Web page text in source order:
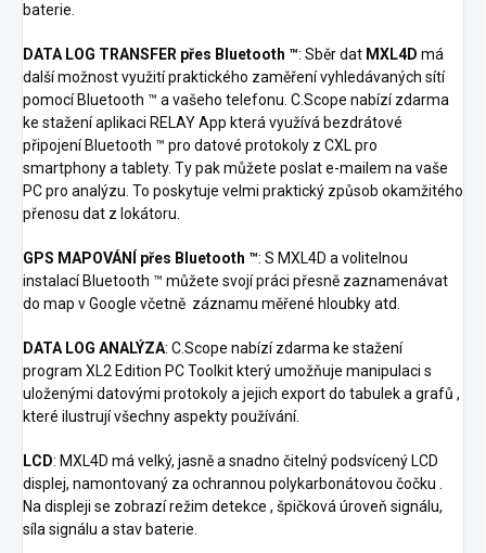
baterie.
DATA LOG TRANSFER přes Bluetooth ™: Sběr dat MXL4D má
další možnost využití praktického zaměření vyhledávaných sítí
pomocí Bluetooth ™ a vašeho telefonu. C.Scope nabízí zdarma
ke stažení aplikaci RELAY App která využívá bezdrátové
připojení Bluetooth ™ pro datové protokoly z CXL pro
smartphony a tablety. Ty pak můžete poslat e-mailem na vaše
PC pro analýzu. To poskytuje velmi praktický způsob okamžitého
přenosu dat z lokátoru.
GPS MAPOVÁNÍ přes Bluetooth ™: S MXL4D a volitelnou
instalací Bluetooth ™ můžete svojí práci přesně zaznamenávat
do map v Google včetně záznamu měřené hloubky atd.
DATA LOG ANALÝZA: C.Scope nabízí zdarma ke stažení
program XL2 Edition PC Toolkit který umožňuje manipulaci s
uloženými datovými protokoly a jejich export do tabulek a grafů ,
které ilustrují všechny aspekty používání.
LCD: MXL4D má velký, jasně a snadno čitelný podsvícený LCD
displej, namontovaný za ochrannou polykarbonátovou čočku .
Na displeji se zobrazí režim detekce , špičková úroveň signálu,
síla signálu a stav baterie.